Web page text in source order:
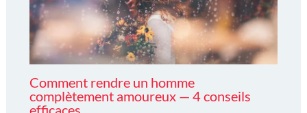
Comment rendre un homme
complètement amoureux — 4 conseils
efficaces